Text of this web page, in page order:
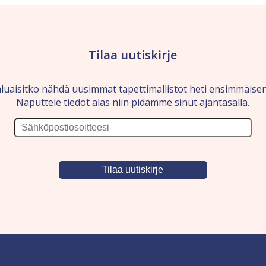
Tilaa uutiskirje
nähdä uusimmat tapettimallistot heti
Naputtele tiedot alas niin pidämme sinut ajantasalla.